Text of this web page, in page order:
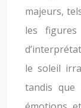
majeurs,
les
le soleil
tandis que